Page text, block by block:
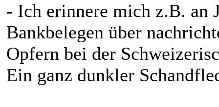
- Ich erinnere mich z.B. an
Bankbelegen über
Opfern bei der
Ein ganz dunkler